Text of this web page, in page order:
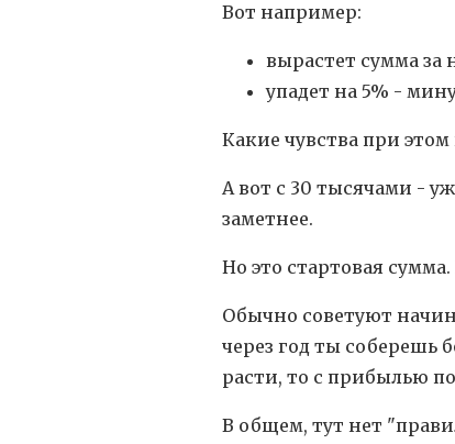
Вот например:
вырастет сумма за
упадет на 5% -
Какие чувства при
А вот с 30 тысячами -
заметнее.
Но это стартовая
Обычно советуют
через год ты соберешь
расти, то с прибылью
В общем, тут нет